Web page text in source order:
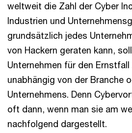
weltweit die Zahl der Cyber
Industrien und
grundsätzlich jedes
von Hackern geraten kann,
Unternehmen für den
unabhängig von der Branche
Unternehmens. Denn
oft dann, wenn man sie am
nachfolgend dargestellt.